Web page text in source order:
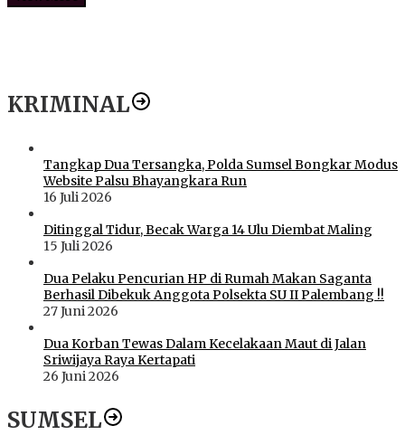
KRIMINAL
Tangkap Dua Tersangka, Polda Sumsel Bongkar Modus
Website Palsu Bhayangkara Run
16 Juli 2026
Ditinggal Tidur, Becak Warga 14 Ulu Diembat Maling
15 Juli 2026
Dua Pelaku Pencurian HP di Rumah Makan Saganta
Berhasil Dibekuk Anggota Polsekta SU II Palembang !!
27 Juni 2026
Dua Korban Tewas Dalam Kecelakaan Maut di Jalan
Sriwijaya Raya Kertapati
26 Juni 2026
SUMSEL